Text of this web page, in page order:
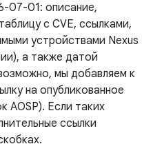
07-01: описание,
с CVE, ссылками,
устройствами Nexus
а также датой
мы добавляем к
на опубликованное
AOSP). Если таких
ссылки